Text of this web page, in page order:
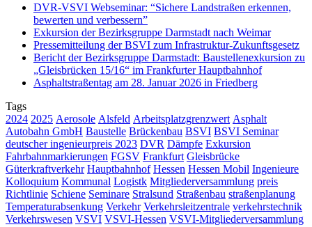
DVR-VSVI Webseminar: “Sichere Landstraßen erkennen,
bewerten und verbessern”
Exkursion der Bezirksgruppe Darmstadt nach Weimar
Pressemitteilung der BSVI zum Infrastruktur-Zukunftsgesetz
Bericht der Bezirksgruppe Darmstadt: Baustellenexkursion zu
„Gleisbrücken 15/16“ im Frankfurter Hauptbahnhof
Asphaltstraßentag am 28. Januar 2026 in Friedberg
Tags
2024 2025 Aerosole Alsfeld Arbeitsplatzgrenzwert Asphalt
Autobahn GmbH Baustelle Brückenbau BSVI BSVI Seminar
deutscher ingenieurpreis 2023 DVR Dämpfe Exkursion
Fahrbahnmarkierungen FGSV Frankfurt Gleisbrücke
Güterkraftverkehr Hauptbahnhof Hessen Hessen Mobil Ingenieure
Kolloquium Kommunal Logistk Mitgliederversammlung preis
Richtlinie Schiene Seminare Stralsund Straßenbau straßenplanung
Temperaturabsenkung Verkehr Verkehrsleitzentrale verkehrstechnik
Verkehrswesen VSVI VSVI-Hessen VSVI-Mitgliederversammlung